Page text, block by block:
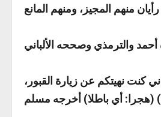
إني كنت نهيتكم عن زيارة القبور،